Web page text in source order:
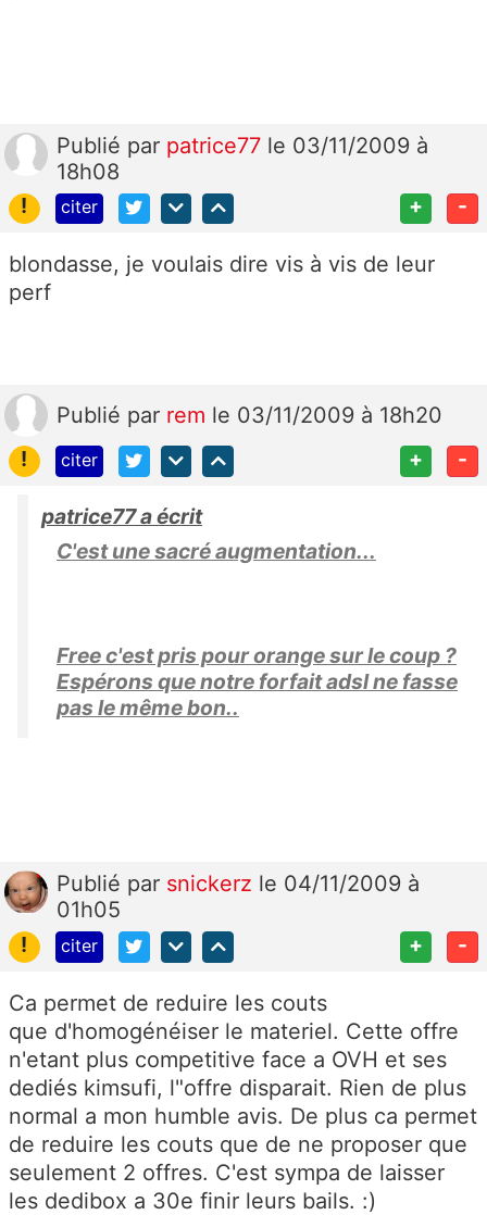
Publié par patrice77 le 03/11/2009 à
18h08
!
citer + -
blondasse, je voulais dire vis à vis de leur
perf
Publié par rem le 03/11/2009 à 18h20
!
citer + -
patrice77 a écrit
C'est une sacré augmentation...
Free c'est pris pour orange sur le coup ?
Espérons que notre forfait adsl ne fasse
pas le même bon..
Publié par snickerz le 04/11/2009 à
01h05
!
citer + -
Ca permet de reduire les couts
que d'homogénéiser le materiel. Cette offre
n'etant plus competitive face a OVH et ses
dediés kimsufi, l"offre disparait. Rien de plus
normal a mon humble avis. De plus ca permet
de reduire les couts que de ne proposer que
seulement 2 offres. C'est sympa de laisser
les dedibox a 30e finir leurs bails. :)